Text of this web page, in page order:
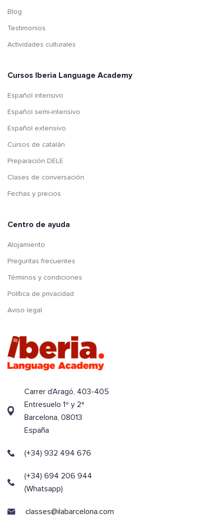
Blog
Testimonios
Actividades culturales
Cursos Iberia Language Academy
Español intensivo
Español semi-intensivo
Español extensivo
Cursos de catalán
Preparación DELE
Clases de conversación
Fechas y precios
Centro de ayuda
Alojamiento
Preguntas frecuentes
Términos y condiciones
Política de privacidad
Aviso legal
Carrer d’Aragó, 403-405
Entresuelo 1º y 2ª
Barcelona, 08013
España
(+34) 932 494 676
(+34) 694 206 944
(Whatsapp)
classes@ilabarcelona.com